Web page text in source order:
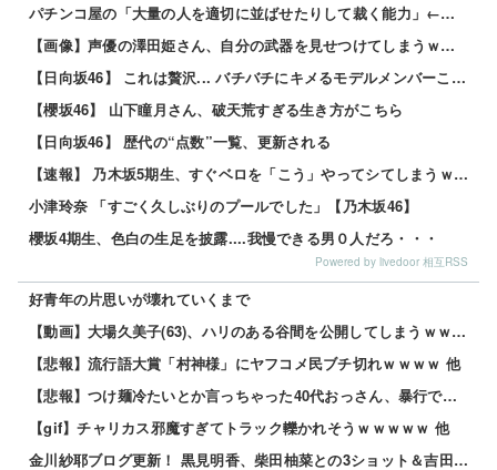
パチンコ屋の「大量の人を適切に並ばせたりして裁く能力」←これガチで凄いよなｗｗｗ
【画像】声優の澤田姫さん、自分の武器を見せつけてしまうｗｗｗｗ
【日向坂46】 これは贅沢... バチバチにキメるモデルメンバーこちら
【櫻坂46】 山下瞳月さん、破天荒すぎる生き方がこちら
【日向坂46】 歴代の“点数”一覧、更新される
【速報】 乃木坂5期生、すぐベロを「こう」やってシてしまうｗｗｗｗｗｗ
小津玲奈 「すごく久しぶりのプールでした」【乃木坂46】
櫻坂4期生、色白の生足を披露....我慢できる男０人だろ・・・
Powered by livedoor 相互RSS
好青年の片思いが壊れていくまで
【動画】大場久美子(63)、ハリのある谷間を公開してしまうｗｗｗ 他
【悲報】流行語大賞「村神様」にヤフコメ民ブチ切れｗｗｗｗ 他
【悲報】つけ麺冷たいとか言っちゃった40代おっさん、暴行で私人逮捕されるｗｗｗｗ 他
【gif】チャリカス邪魔すぎてトラック轢かれそうｗｗｗｗｗ 他
金川紗耶ブログ更新！ 黒見明香、柴田柚菜との3ショット＆吉田綾乃クリスティーとの2ショットを公開！！【乃木坂46】